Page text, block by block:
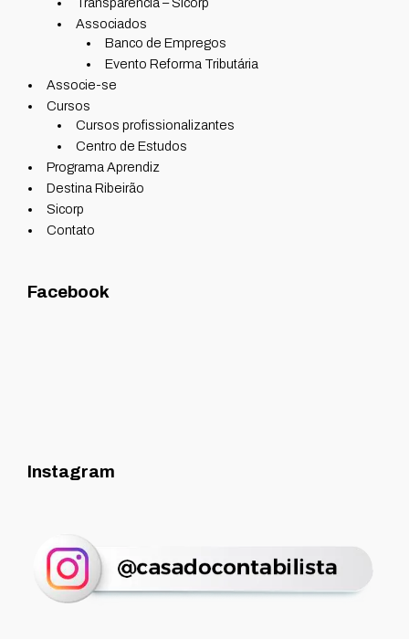
Transparência – Sicorp
Associados
Banco de Empregos
Evento Reforma Tributária
Associe-se
Cursos
Cursos profissionalizantes
Centro de Estudos
Programa Aprendiz
Destina Ribeirão
Sicorp
Contato
Facebook
Instagram